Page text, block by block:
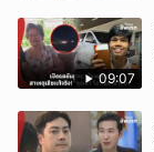
09:07